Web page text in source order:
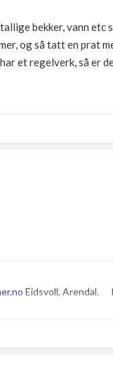
bekker, vann
og så tatt en prat
et regelverk, så er
Eidsvoll, Arendal.